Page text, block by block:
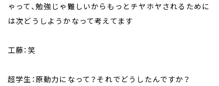
ゃって、勉強じゃ難しいからもっとチヤホヤされるために
は次どうしようかなって考えてます
工藤：笑
超学生：原動力になって？それでどうしたんですか？